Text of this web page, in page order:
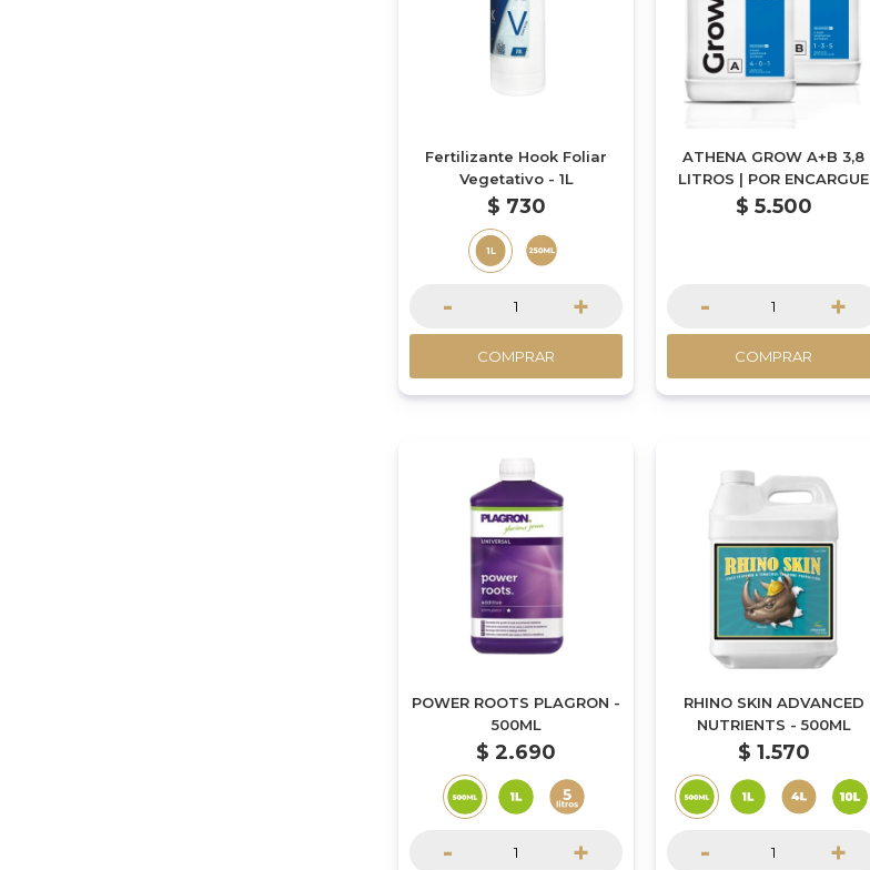
Fertilizante Hook Foliar
Vegetativo - 1L
$ 730
- +
COMPRAR
ATHENA GROW A+B 3,8
LITROS | POR ENCARGUE
$ 5.500
- +
COMPRAR
POWER ROOTS PLAGRON -
500ML
$ 2.690
- +
RHINO SKIN ADVANCED
NUTRIENTS - 500ML
$ 1.570
- +